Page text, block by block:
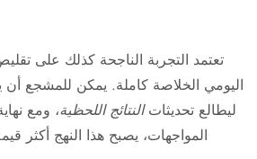
تعتمد التجربة الناجحة كذلك على
اليومي الخلاصة كاملة. يمكن للمشجع أن
ليطالع تحديثاتالنتائج اللحظية، ومع
المواجهات، يصبح هذا النهج أكثر